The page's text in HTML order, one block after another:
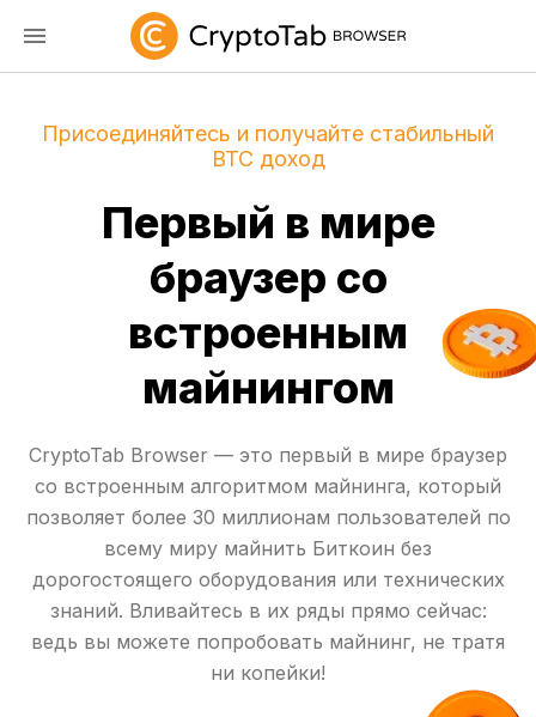
Присоединяйтесь и получайте стабильный
BTC доход
Первый в мире
браузер со
встроенным
майнингом
CryptoTab Browser — это первый в мире браузер
со встроенным алгоритмом майнинга, который
позволяет более 30 миллионам пользователей по
всему миру майнить Биткоин без
дорогостоящего оборудования или технических
знаний. Вливайтесь в их ряды прямо сейчас:
ведь вы можете попробовать майнинг, не тратя
ни копейки!